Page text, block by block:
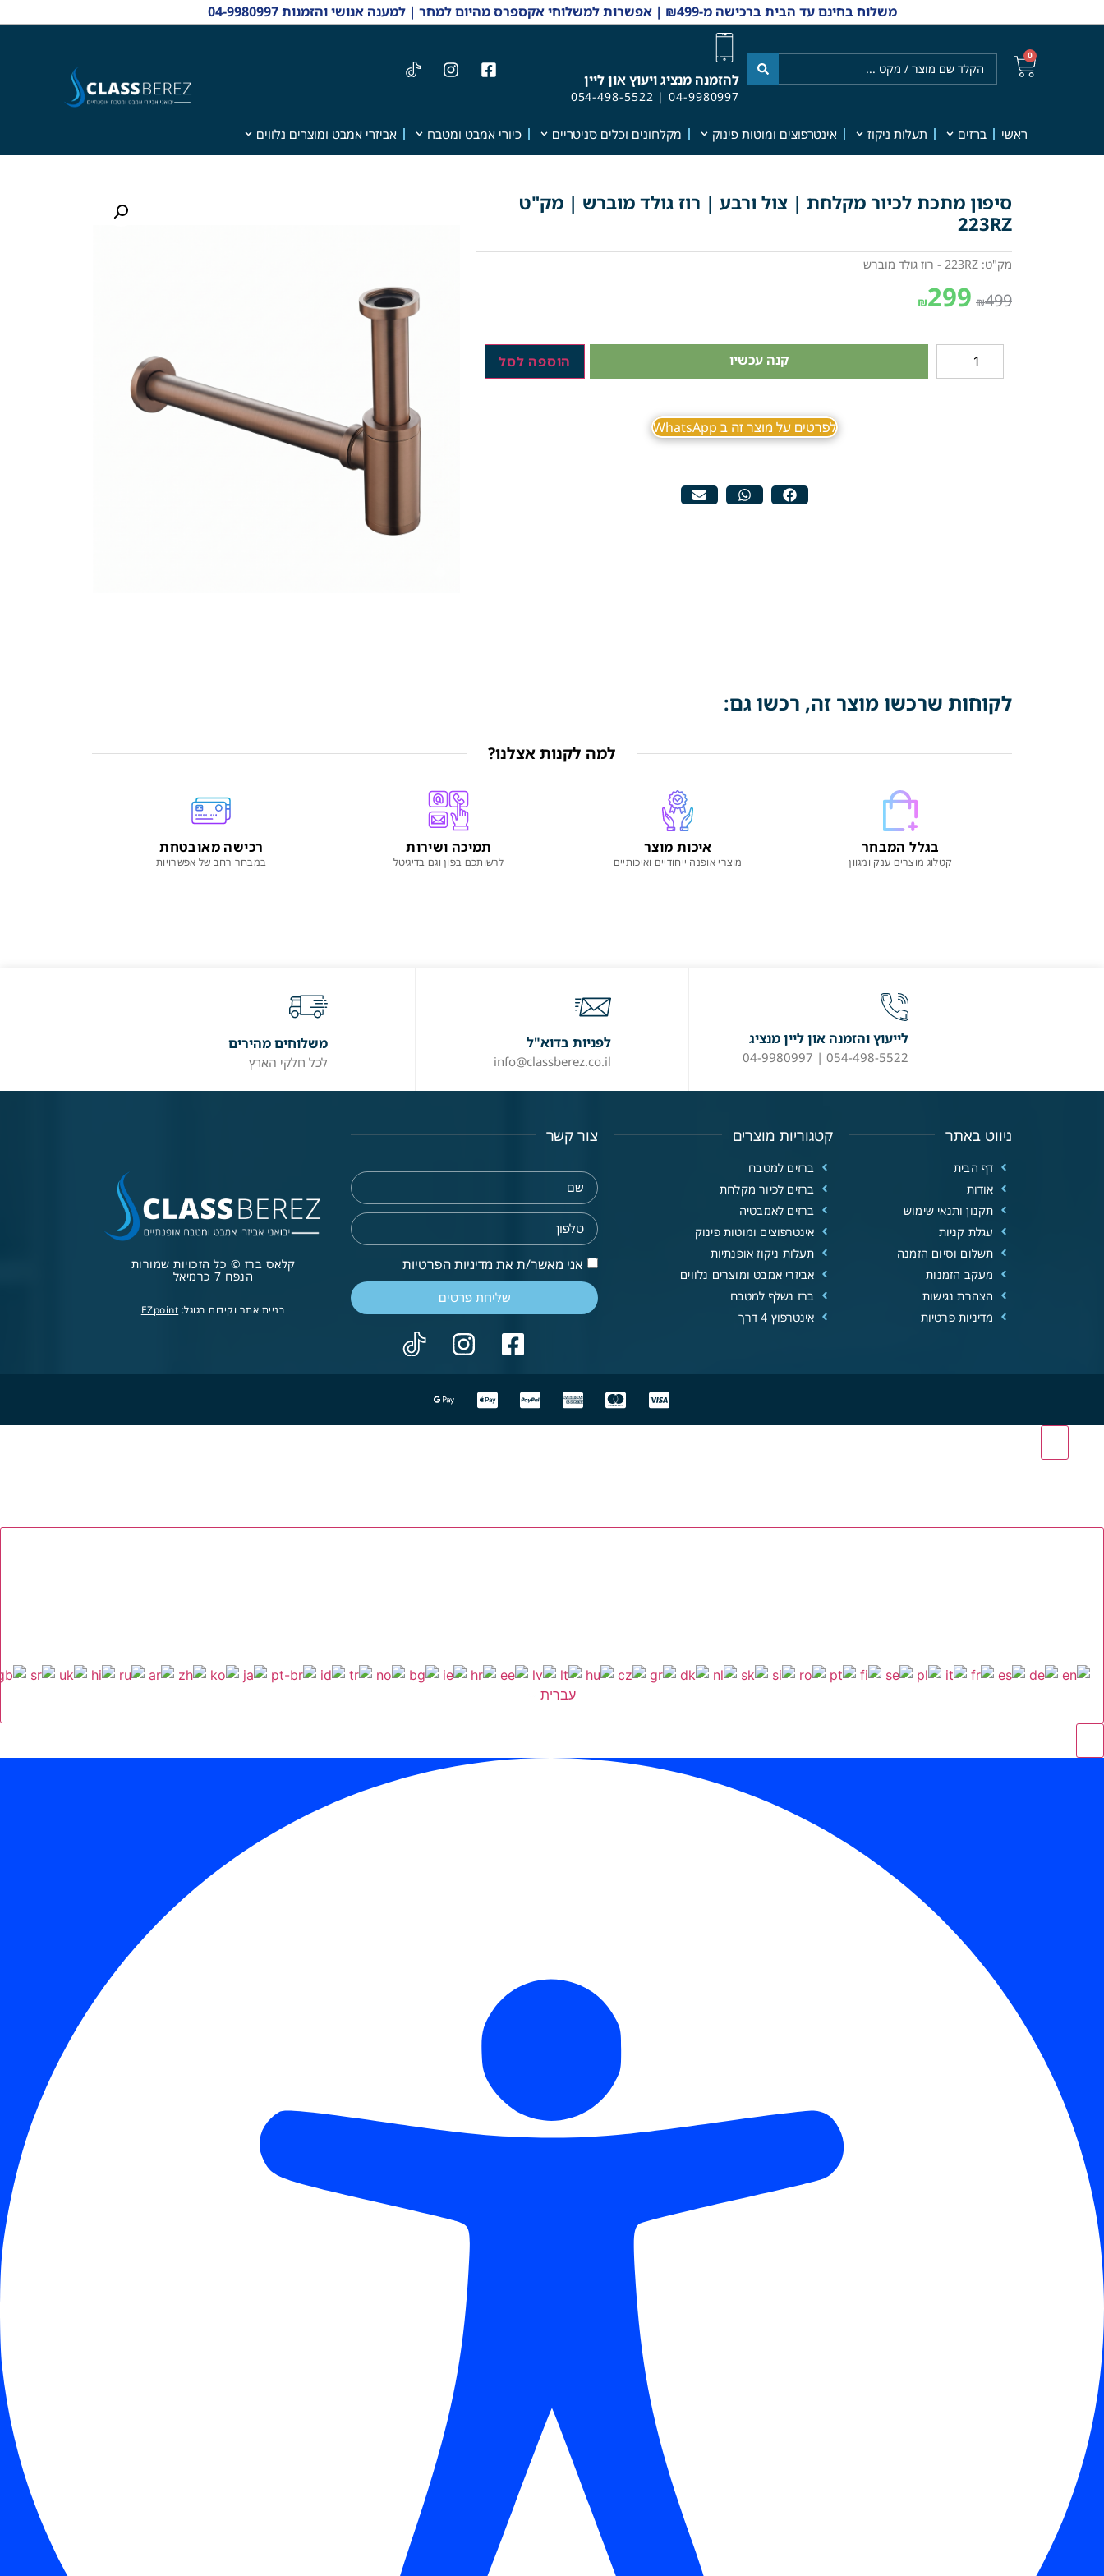
משלוח בחינם עד הבית ברכישה מ-₪499 | אפשרות למשלוחי אקספרס מהיום למחר | למענה אנושי והזמנות 04-9980997
0
להזמנה מנציג ויעוץ און ליין
04-9980997
|
054-498-5522
ראשי ברזים תעלות ניקוז אינטרפוצים ומוטות פינוק מקלחונים וכלים סניטריים כיורי אמבט ומטבח אביזרי אמבט ומוצרים נלווים
סיפון מתכת לכיור מקלחת | צול ורבע | רוז גולד מוברש | מק"ט
223RZ
מק"ט: 223RZ - רוז גולד מוברש
₪499
₪299
קנה עכשיו הוספה לסל
לפרטים על מוצר זה ב WhatsApp
לקוחות שרכשו מוצר זה, רכשו גם:
למה לקנות אצלנו?
בגלל המבחר
קטלוג מוצרים ענק ומגוון
איכות מוצר
מוצרי אופנה ייחודיים ואיכותיים
תמיכה ושירות
לרשותכם בפון וגם בדיגיטל
רכישה מאובטחת
במבחר רחב של אפשרויות
לייעוץ והזמנה און ליין מנציג
054-498-5522 | 04-9980997
לפניות בדוא"ל
info@classberez.co.il
משלוחים מהירים
לכל חלקי הארץ
ניווט באתר
דף הבית
אודות
תקנון ותנאי שימוש
עגלת קניות
תשלום וסיום הזמנה
מעקב הזמנות
הצהרת נגישות
מדיניות פרטיות
קטגוריות מוצרים
ברזים למטבח
ברזים לכיור מקלחת
ברזים לאמבטיה
אינטרפוצים ומוטות פינוק
תעלות ניקוז אופנתיות
אביזרי אמבט ומוצרים נלווים
ברז נשלף למטבח
אינטרפוץ 4 דרך
צור קשר
אני מאשר/ת את מדיניות הפרטיות
שליחת פרטים
קלאס ברז © כל הזכויות שמורות
הנפח 7 כרמיאל
בניית אתר וקידום בגוגל: EZpoint
עברית